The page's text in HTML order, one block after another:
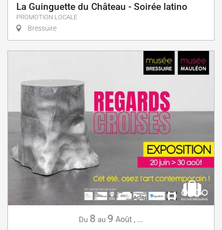
La Guinguette du Château - Soirée latino
PROMOTION LOCALE
Bressuire
Du 8 au 9 Août , ...